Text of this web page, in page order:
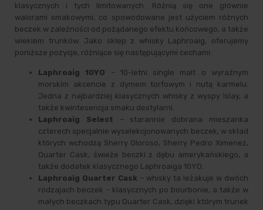
klasycznych i tych limitowanych. Różnią się one głównie
walorami smakowymi, co spowodowane jest użyciem różnych
beczek w zależności od pożądanego efektu końcowego, a także
wiekiem trunków. Jako sklep z whisky Laphroaig, oferujemy
poniższe pozycje, różniące się następującymi cechami:
Laphroaig 10YO
– 10-letni single malt o wyraźnym
morskim akcencie z dymem torfowym i nutą karmelu.
Jedna z najbardziej klasycznych whisky z wyspy Islay, a
także kwintesencja smaku destylarni.
Laphroaig Select
– starannie dobrana mieszanka
czterech specjalnie wyselekcjonowanych beczek, w skład
których wchodzą Sherry Oloroso, Sherry Pedro Ximenez,
Quarter Cask, świeże beczki z dębu amerykańskiego, a
także dodatek klasycznego Laphroaiga 10YO.
Laphroaig Quarter Cask – whisky ta leżakuje w dwóch
rodzajach beczek – klasycznych po bourbonie, a także w
małych beczkach typu Quarter Cask, dzięki którym trunek